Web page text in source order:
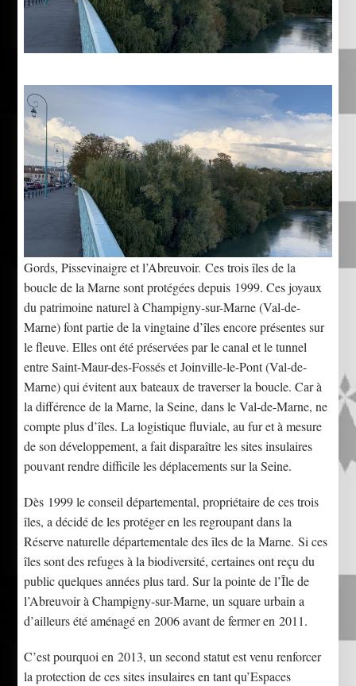
Gords, Pissevinaigre et l’Abreuvoir. Ces trois îles de la
boucle de la Marne sont protégées depuis 1999. Ces joyaux
du patrimoine naturel à Champigny-sur-Marne (Val-de-
Marne) font partie de la vingtaine d’îles encore présentes sur
le fleuve. Elles ont été préservées par le canal et le tunnel
entre Saint-Maur-des-Fossés et Joinville-le-Pont (Val-de-
Marne) qui évitent aux bateaux de traverser la boucle. Car à
la différence de la Marne, la Seine, dans le Val-de-Marne, ne
compte plus d’îles. La logistique fluviale, au fur et à mesure
de son développement, a fait disparaître les sites insulaires
pouvant rendre difficile les déplacements sur la Seine.
Dès 1999 le conseil départemental, propriétaire de ces trois
îles, a décidé de les protéger en les regroupant dans la
Réserve naturelle départementale des îles de la Marne. Si ces
îles sont des refuges à la biodiversité, certaines ont reçu du
public quelques années plus tard. Sur la pointe de l’Île de
l’Abreuvoir à Champigny-sur-Marne, un square urbain a
d’ailleurs été aménagé en 2006 avant de fermer en 2011.
C’est pourquoi en 2013, un second statut est venu renforcer
la protection de ces sites insulaires en tant qu’Espaces